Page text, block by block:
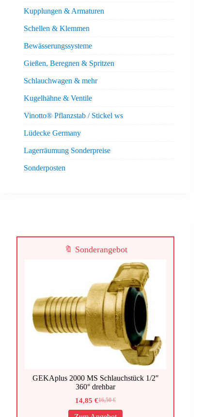
Kupplungen & Armaturen
Schellen & Klemmen
Bewässerungssysteme
Gießen, Beregnen & Spritzen
Schlauchwagen & mehr
Kugelhähne & Ventile
Vinotto® Pflanzstab / Stickel ws
Lüdecke Germany
Lagerräumung Sonderpreise
Sonderposten
🔖 Sonderangebot
GEKAplus 2000 MS Schlauchstück 1/2″
360° drehbar
16,50€
Ursprünglicher
Preis
14,85€
Aktueller
Preis